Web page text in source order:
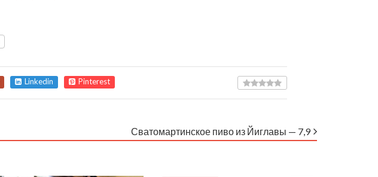
Linkedin Pinterest
Сватомартинское пиво из Йиглавы — 7,9